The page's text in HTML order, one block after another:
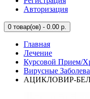
Авторизация
0 товар(ов) - 0.00 р.
Главная
Лечение
Курсовой Прием/
Вирусные
АЦИКЛОВИР-